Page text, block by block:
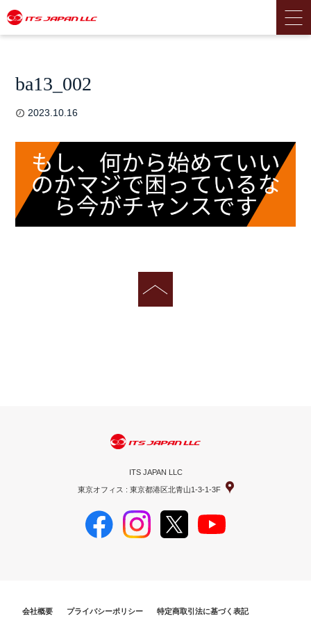
ba13_002
2023.10.16
ITS JAPAN LLC
東京オフィス : 東京都港区北青山1-3-1-3F
会社概要 プライバシーポリシー 特定商取引法に基づく表記